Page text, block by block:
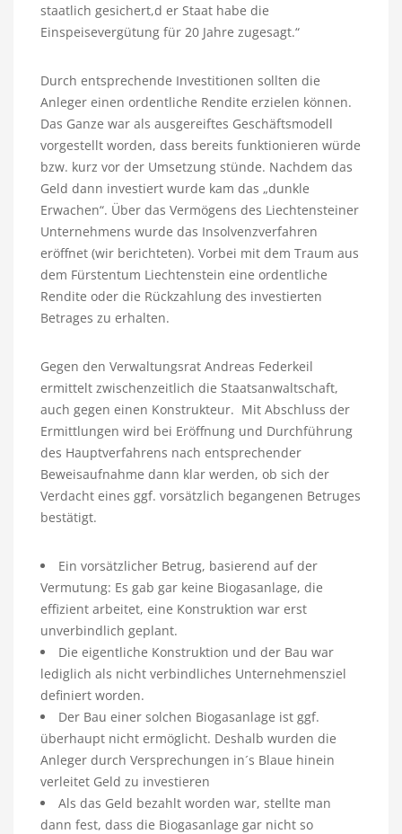
staatlich gesichert,d er Staat habe die
Einspeisevergütung für 20 Jahre zugesagt.“
Durch entsprechende Investitionen sollten die
Anleger einen ordentliche Rendite erzielen können.
Das Ganze war als ausgereiftes Geschäftsmodell
vorgestellt worden, dass bereits funktionieren würde
bzw. kurz vor der Umsetzung stünde. Nachdem das
Geld dann investiert wurde kam das „dunkle
Erwachen“. Über das Vermögens des Liechtensteiner
Unternehmens wurde das Insolvenzverfahren
eröffnet (wir berichteten). Vorbei mit dem Traum aus
dem Fürstentum Liechtenstein eine ordentliche
Rendite oder die Rückzahlung des investierten
Betrages zu erhalten.
Gegen den Verwaltungsrat Andreas Federkeil
ermittelt zwischenzeitlich die Staatsanwaltschaft,
auch gegen einen Konstrukteur. Mit Abschluss der
Ermittlungen wird bei Eröffnung und Durchführung
des Hauptverfahrens nach entsprechender
Beweisaufnahme dann klar werden, ob sich der
Verdacht eines ggf. vorsätzlich begangenen Betruges
bestätigt.
Ein vorsätzlicher Betrug, basierend auf der
Vermutung: Es gab gar keine Biogasanlage, die
effizient arbeitet, eine Konstruktion war erst
unverbindlich geplant.
Die eigentliche Konstruktion und der Bau war
lediglich als nicht verbindliches Unternehmensziel
definiert worden.
Der Bau einer solchen Biogasanlage ist ggf.
überhaupt nicht ermöglicht. Deshalb wurden die
Anleger durch Versprechungen in´s Blaue hinein
verleitet Geld zu investieren
Als das Geld bezahlt worden war, stellte man
dann fest, dass die Biogasanlage gar nicht so